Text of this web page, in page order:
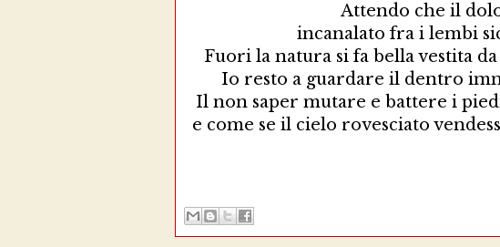
Attendo che il
incanalato fra i lembi
Fuori la natura si fa bella vestita
Io resto a guardare il dentro
Il non saper mutare e battere i
e come se il cielo rovesciato